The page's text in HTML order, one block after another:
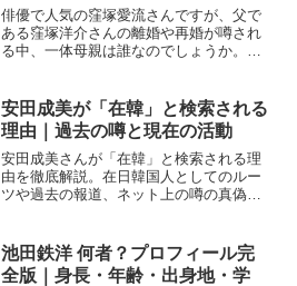
俳優で人気の窪塚愛流さんですが、父で
ある窪塚洋介さんの離婚や再婚が噂され
る中、一体母親は誰なのでしょうか。ま
が、その良好な関係の秘訣を徹底調査し
ました。
安田成美が「在韓」と検索される
理由｜過去の噂と現在の活動
安田成美さんが「在韓」と検索される理
由を徹底解説。在日韓国人としてのルー
ツや過去の報道、ネット上の噂の真偽、
池田鉄洋 何者？プロフィール完
全版｜身長・年齢・出身地・学